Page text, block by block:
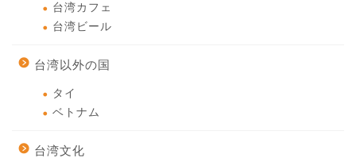
台湾カフェ
台湾ビール
台湾以外の国
タイ
ベトナム
台湾文化